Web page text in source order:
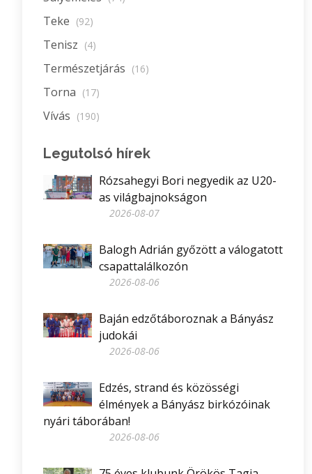
Teke (92)
Tenisz (4)
Természetjárás (16)
Torna (17)
Vívás (190)
Legutolsó hírek
Rózsahegyi Bori negyedik az U20-
as világbajnokságon
2026-08-07
Balogh Adrián győzött a válogatott
csapattalálkozón
2026-08-06
Baján edzőtáboroznak a Bányász
judokái
2026-08-06
Edzés, strand és közösségi
élmények a Bányász birkózóinak
nyári táborában!
2026-08-06